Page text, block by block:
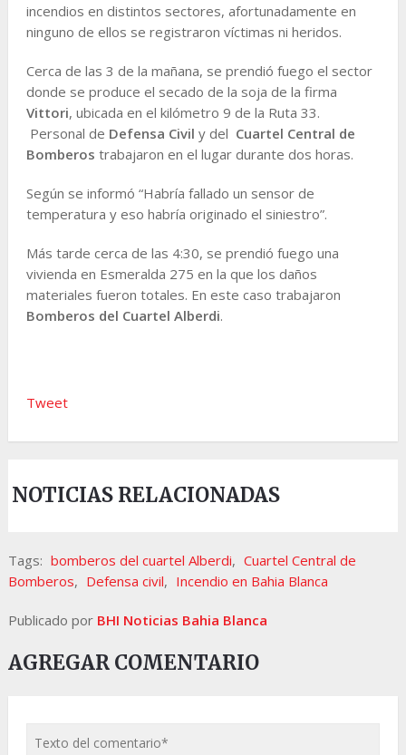
incendios en distintos sectores, afortunadamente en
ninguno de ellos se registraron víctimas ni heridos.
Cerca de las 3 de la mañana, se prendió fuego el sector
donde se produce el secado de la soja de la firma
Vittori, ubicada en el kilómetro 9 de la Ruta 33.
Personal de Defensa Civil y del Cuartel Central de
Bomberos trabajaron en el lugar durante dos horas.
Según se informó “Habría fallado un sensor de
temperatura y eso habría originado el siniestro”.
Más tarde cerca de las 4:30, se prendió fuego una
vivienda en Esmeralda 275 en la que los daños
materiales fueron totales. En este caso trabajaron
Bomberos del Cuartel Alberdi.
Tweet
NOTICIAS RELACIONADAS
Tags: bomberos del cuartel Alberdi, Cuartel Central de
Bomberos, Defensa civil, Incendio en Bahia Blanca
Publicado por BHI Noticias Bahia Blanca
AGREGAR COMENTARIO